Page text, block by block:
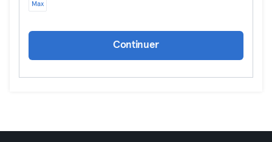
Max
Continuer